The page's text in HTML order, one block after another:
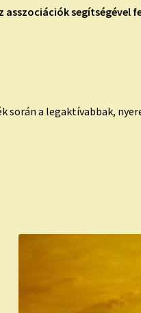
asszociációk segítségével
során a legaktívabbak,